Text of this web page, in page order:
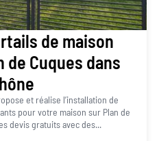
de maison
de Cuques dans
et réalise l’installation de
pour votre maison sur Plan de
devis gratuits avec des...